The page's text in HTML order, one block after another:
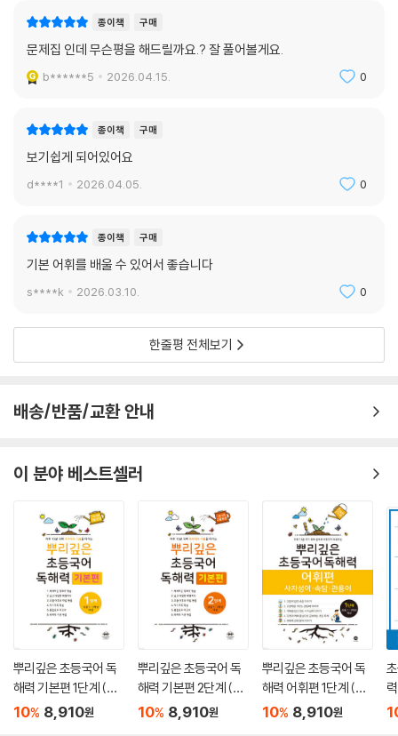
종이책 구매
문제집 인데 무슨평을 해드릴까요.? 잘 풀어볼게요.
b******5 2026.04.15. 0
종이책 구매
보기쉽게 되어있어요
d****1 2026.04.05. 0
종이책 구매
기본 어휘를 배울 수 있어서 좋습니다
s****k 2026.03.10. 0
한줄평 전체보기
배송/반품/교환 안내
이 분야 베스트셀러
뿌리깊은 초등국어 독
해력 기본편 1단계 (초
등1,2학년)
10% 8,910원
뿌리깊은 초등국어 독
해력 기본편 2단계 (초
등1,2학년)
10% 8,910원
뿌리깊은 초등국어 독
해력 어휘편 1단계 (초
등1,2학년)
10% 8,910원